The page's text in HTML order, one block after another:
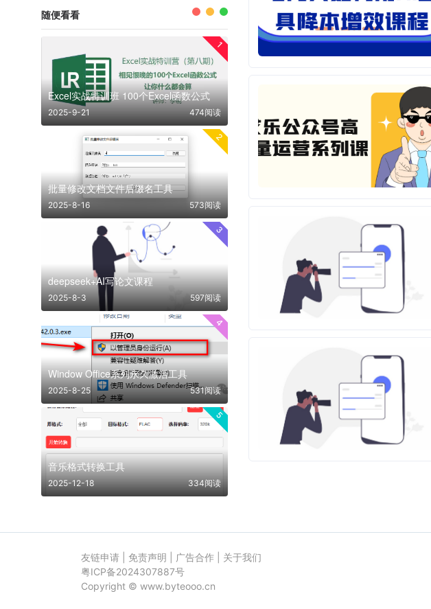
随便看看
1
Excel实战特训班 100个Excel函数公式
2025-9-21 474阅读
2
批量修改文档文件后缀名工具
2025-8-16 573阅读
3
deepseek+AI写论文课程
2025-8-3 597阅读
4
Window Office系列永久激活工具
2025-8-25 531阅读
5
音乐格式转换工具
2025-12-18 334阅读
友链申请| 免责声明 广告合作| 关于我们
粤ICP备2024307887号
Copyright © www.byteooo.cn